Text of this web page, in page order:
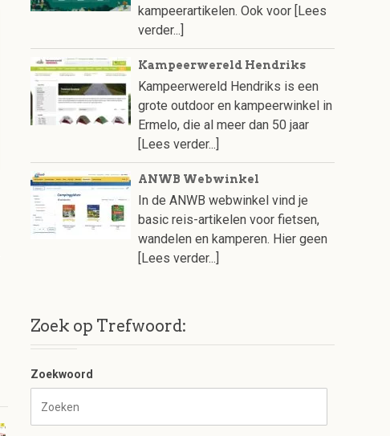
kampeerartikelen. Ook voor [Lees
verder...]
Kampeerwereld Hendriks
Kampeerwereld Hendriks is een
grote outdoor en kampeerwinkel in
Ermelo, die al meer dan 50 jaar
[Lees verder...]
ANWB Webwinkel
In de ANWB webwinkel vind je
basic reis-artikelen voor fietsen,
wandelen en kamperen. Hier geen
[Lees verder...]
Zoek op Trefwoord:
Zoekwoord